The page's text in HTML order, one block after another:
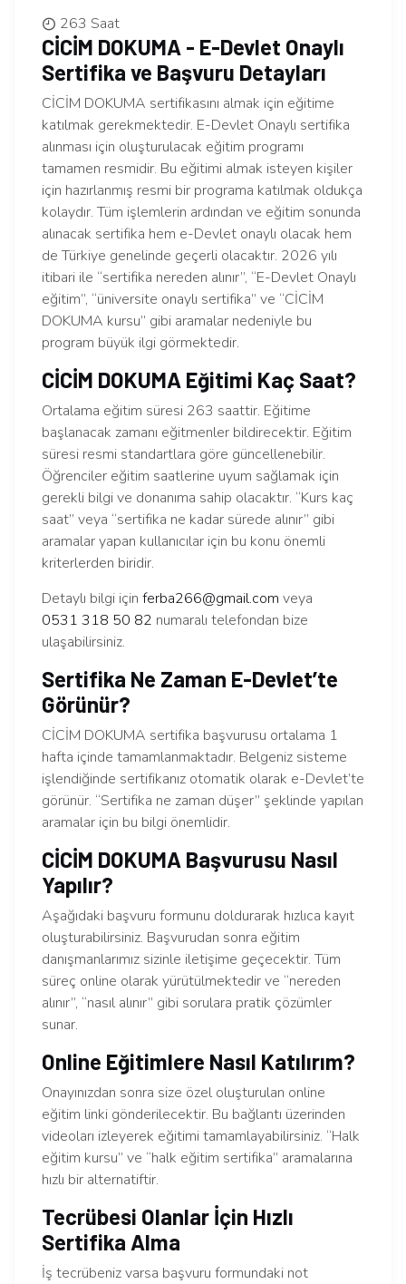
263 Saat
CİCİM DOKUMA - E-Devlet Onaylı
Sertifika ve Başvuru Detayları
CİCİM DOKUMA sertifikasını almak için eğitime
katılmak gerekmektedir. E-Devlet Onaylı sertifika
alınması için oluşturulacak eğitim programı
tamamen resmidir. Bu eğitimi almak isteyen kişiler
için hazırlanmış resmi bir programa katılmak oldukça
kolaydır. Tüm işlemlerin ardından ve eğitim sonunda
alınacak sertifika hem e-Devlet onaylı olacak hem
de Türkiye genelinde geçerli olacaktır. 2026 yılı
itibari ile “sertifika nereden alınır”, “E-Devlet Onaylı
eğitim”, “üniversite onaylı sertifika” ve “CİCİM
DOKUMA kursu” gibi aramalar nedeniyle bu
program büyük ilgi görmektedir.
CİCİM DOKUMA Eğitimi Kaç Saat?
Ortalama eğitim süresi 263 saattir. Eğitime
başlanacak zamanı eğitmenler bildirecektir. Eğitim
süresi resmi standartlara göre güncellenebilir.
Öğrenciler eğitim saatlerine uyum sağlamak için
gerekli bilgi ve donanıma sahip olacaktır. “Kurs kaç
saat” veya “sertifika ne kadar sürede alınır” gibi
aramalar yapan kullanıcılar için bu konu önemli
kriterlerden biridir.
Detaylı bilgi için ferba266@gmail.com veya
0531 318 50 82 numaralı telefondan bize
ulaşabilirsiniz.
Sertifika Ne Zaman E-Devlet’te
Görünür?
CİCİM DOKUMA sertifika başvurusu ortalama 1
hafta içinde tamamlanmaktadır. Belgeniz sisteme
işlendiğinde sertifikanız otomatik olarak e-Devlet’te
görünür. “Sertifika ne zaman düşer” şeklinde yapılan
aramalar için bu bilgi önemlidir.
CİCİM DOKUMA Başvurusu Nasıl
Yapılır?
Aşağıdaki başvuru formunu doldurarak hızlıca kayıt
oluşturabilirsiniz. Başvurudan sonra eğitim
danışmanlarımız sizinle iletişime geçecektir. Tüm
süreç online olarak yürütülmektedir ve “nereden
alınır”, “nasıl alınır” gibi sorulara pratik çözümler
sunar.
Online Eğitimlere Nasıl Katılırım?
Onayınızdan sonra size özel oluşturulan online
eğitim linki gönderilecektir. Bu bağlantı üzerinden
videoları izleyerek eğitimi tamamlayabilirsiniz. “Halk
eğitim kursu” ve “halk eğitim sertifika” aramalarına
hızlı bir alternatiftir.
Tecrübesi Olanlar İçin Hızlı
Sertifika Alma
İş tecrübeniz varsa başvuru formundaki not